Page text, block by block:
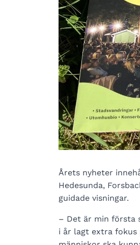
Årets nyheter
Hedesunda,
guidade visningar.
­– Det är min första
i år lagt extra fokus